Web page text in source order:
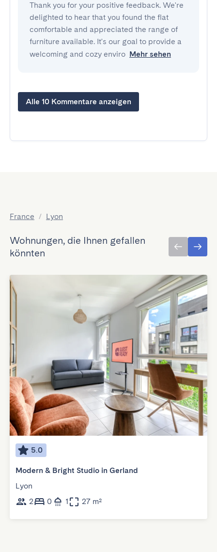
Thank you for your positive feedback. We're
delighted to hear that you found the flat
comfortable and appreciated the range of
furniture available. It's our goal to provide a
welcoming and cozy enviro Mehr sehen
Alle 10 Kommentare anzeigen
France / Lyon
Wohnungen, die Ihnen gefallen
könnten
5.0
Modern & Bright Studio in Gerland
Lyon
2
0 1 27 m²